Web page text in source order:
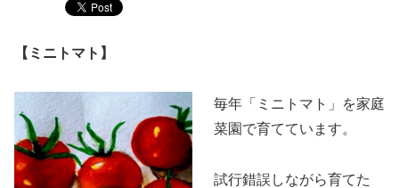
【ミニトマト】
毎年「ミニトマト 」を家庭
菜園で育てています。
試行錯誤しながら育てた